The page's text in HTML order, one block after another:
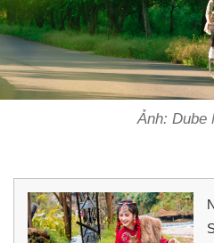
Ảnh: Dube